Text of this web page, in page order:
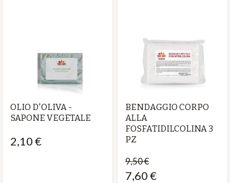
OLIO D'OLIVA -
SAPONE VEGETALE
2,10 €
BENDAGGIO CORPO
ALLA
FOSFATIDILCOLINA 3
PZ
9,50 €
7,60 €